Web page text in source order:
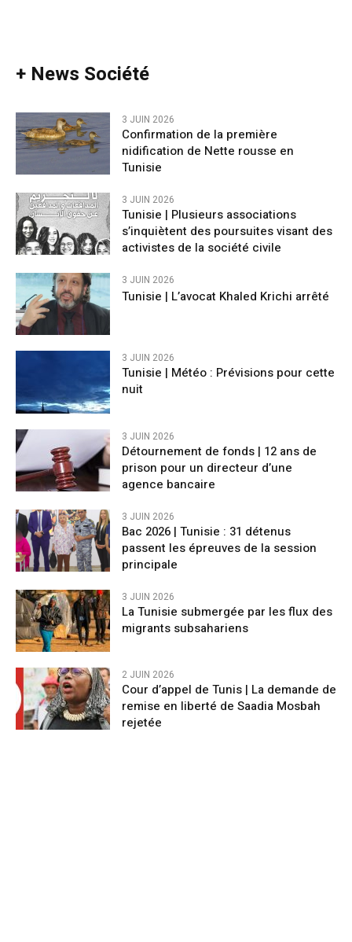
+ News Société
3 JUIN 2026
Confirmation de la première
nidification de Nette rousse en
Tunisie
3 JUIN 2026
Tunisie | Plusieurs associations
s’inquiètent des poursuites visant des
activistes de la société civile
3 JUIN 2026
Tunisie | L’avocat Khaled Krichi arrêté
3 JUIN 2026
Tunisie | ​Météo : Prévisions pour cette
nuit
3 JUIN 2026
Détournement de fonds | 12 ans de
prison pour un directeur d’une
agence bancaire
3 JUIN 2026
Bac 2026 | Tunisie : 31 détenus
passent les épreuves de la session
principale
3 JUIN 2026
La Tunisie submergée par les flux des
migrants subsahariens
2 JUIN 2026
Cour d’appel de Tunis | La demande de
remise en liberté de Saadia Mosbah
rejetée